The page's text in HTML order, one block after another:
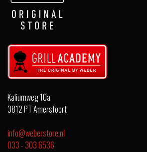
Kaliumweg 10a
3812 PT Amersfoort
info@weberstore.nl
033 - 303 6536